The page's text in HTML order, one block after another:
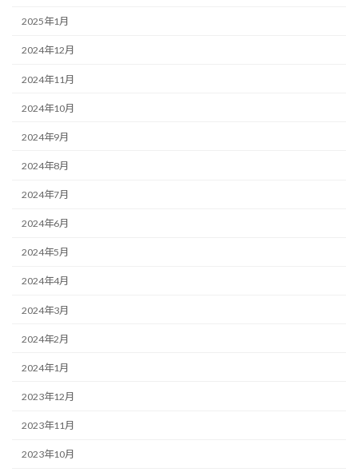
2025年1月
2024年12月
2024年11月
2024年10月
2024年9月
2024年8月
2024年7月
2024年6月
2024年5月
2024年4月
2024年3月
2024年2月
2024年1月
2023年12月
2023年11月
2023年10月